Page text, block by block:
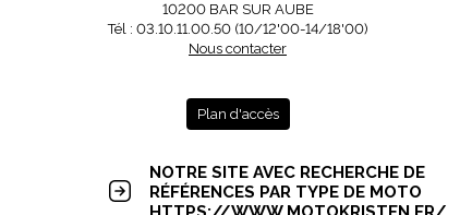
10200 BAR SUR AUBE
Tél : 03.10.11.00.50 (10/12'00-14/18'00)
Nous contacter
Plan d'accès
NOTRE SITE AVEC RECHERCHE DE
RÉFÉRENCES PAR TYPE DE MOTO